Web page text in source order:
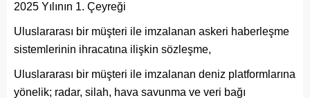
2025 Yılının 1. Çeyreği
Uluslararası bir müşteri ile imzalanan askeri haberleşme
sistemlerinin ihracatına ilişkin sözleşme,
Uluslararası bir müşteri ile imzalanan deniz platformlarına
yönelik; radar, silah, hava savunma ve veri bağı